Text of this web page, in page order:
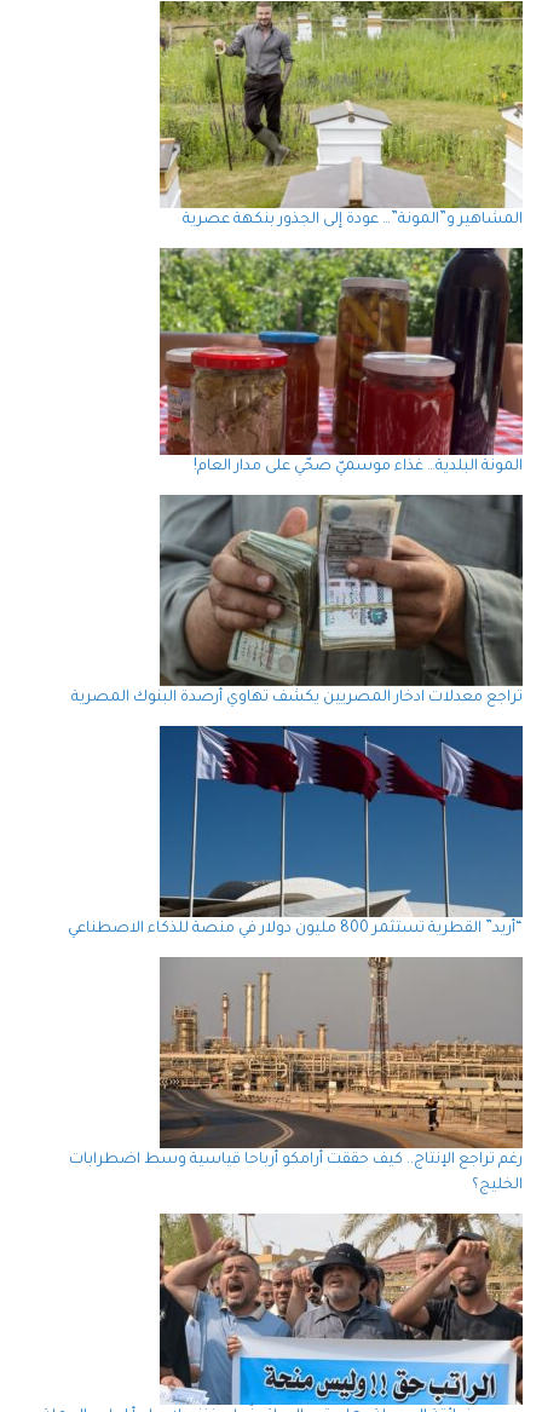
المشاهير و”المونة”… عودة إلى الجذور بنكهة عصرية
المونة البلدية… غذاء موسميّ صحّي على مدار العام!
تراجع معدلات ادخار المصريين يكشف تهاوي أرصدة البنوك المصرية
“أريد” القطرية تستثمر 800 مليون دولار في منصة للذكاء الاصطناعي
رغم تراجع الإنتاج.. كيف حققت أرامكو أرباحا قياسية وسط اضطرابات
الخليج؟